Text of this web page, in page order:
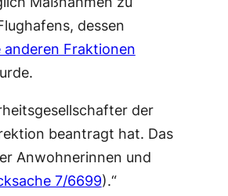
dessen
Fraktionen
der
beantragt hat. Das
Anwohnerinnen und
7/6699).“